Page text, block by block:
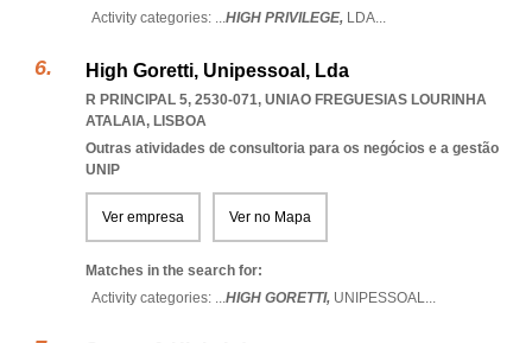
Activity categories: ...HIGH PRIVILEGE, LDA...
High Goretti, Unipessoal, Lda
R PRINCIPAL 5, 2530-071, UNIAO FREGUESIAS LOURINHA
ATALAIA, LISBOA
Outras atividades de consultoria para os negócios e a gestão
UNIP
Ver empresa Ver no Mapa
Matches in the search for:
Activity categories: ...HIGH GORETTI, UNIPESSOAL...